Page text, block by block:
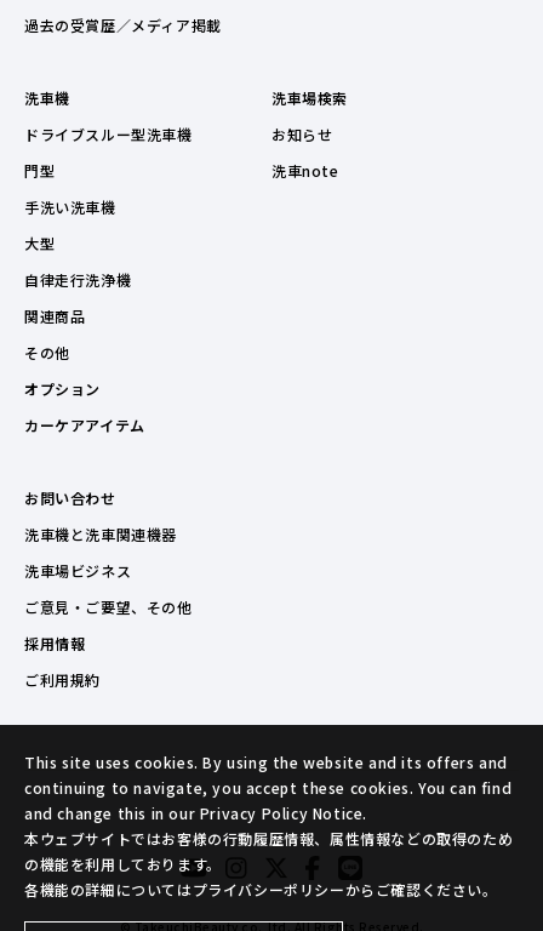
過去の受賞歴／メディア掲載
洗車機
ドライブスルー型洗車機
門型
手洗い洗車機
大型
自律走行洗浄機
関連商品
その他
オプション
カーケアアイテム
洗車場検索
お知らせ
洗車note
お問い合わせ
洗車機と洗車関連機器
洗車場ビジネス
ご意見・ご要望、その他
採用情報
ご利用規約
© TakeuchiBeauty co.,ltd. All Rights Reserved.
This site uses cookies. By using the website and its offers and
continuing to navigate, you accept these cookies. You can find
and change this in our Privacy Policy Notice.
本ウェブサイトではお客様の行動履歴情報、属性情報などの取得のため
の機能を利用しております。
各機能の詳細についてはプライバシーポリシーからご確認ください。